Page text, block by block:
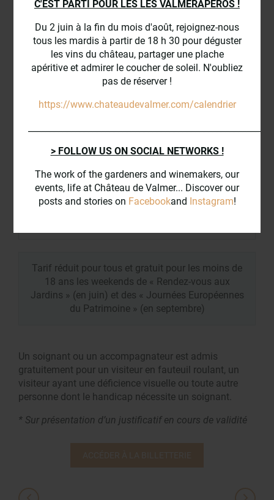
C'EST PARTI POUR LES LES VALMERAPEROS !
Du 2 juin à la fin du mois d'août, rejoignez-nous
tous les mardis à partir de 18 h 30 pour déguster
les vins du château, partager une plache
apéritive et admirer le coucher de soleil. N'oubliez
pas de réserver !
https://www.chateaudevalmer.com/calendrier
> FOLLOW US ON SOCIAL NETWORKS !
The work of the gardeners and winemakers, our
events, life at Château de Valmer... Discover our
posts and stories on Facebookand Instagram!
Entrée Enfant (11-18)
8 €
Enfants jusqu'à 10 ans
Membres de la Royal Horticultural Society
Gratuit
Carte de fidélité gratuite
Tarif réduit pour tous et gratuit pour les moins de
18 ans les weekends de « Rendez-vous aux
Jardins » (en juin) et des « Journées Européennes
du Patrimoine » (en septembre)
Un soignant ou un accompagnateur est admis
gratuitement pour un visiteur en fauteuil roulant, un
visiteur ayant une déficience visuelle ou toute autre
personne dont le handicap nécessite un soignant.
* Sur présentation d’un justificatif en cours de validité